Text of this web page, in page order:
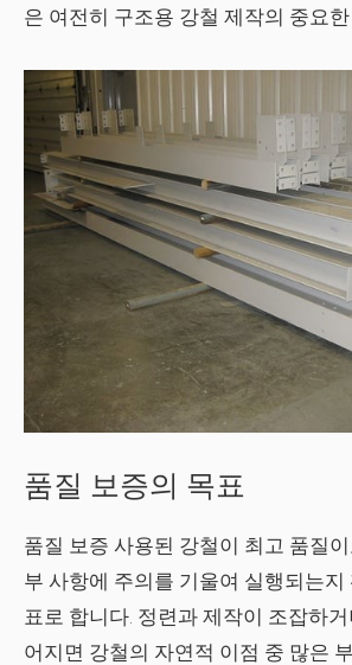
은 여전히 ​​구조용 강철 제작의 중요
품질 보증의 목표
품질 보증 사용된 강철이 최고 품질
부 사항에 주의를 기울여 실행되는지
표로 합니다. 정련과 제작이 조잡하
어지면 강철의 자연적 이점 중 많은